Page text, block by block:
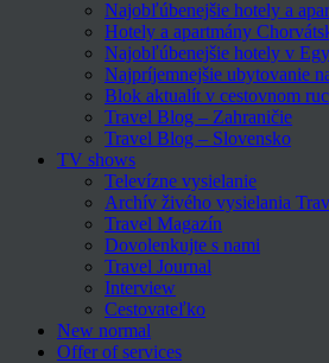
Najobľúbenejšie hotely a
Hotely a apartmány
Najobľúbenejšie hotely v
Najpríjemnejšie ubytovanie
Blok aktualít v cestovnom
Travel Blog – Zahraničie
Travel Blog – Slovensko
TV shows
Televízne vysielanie
Archív živého vysielania
Travel Magazín
Dovolenkujte s nami
Travel Journal
Interview
Cestovateľko
New normal
Offer of services